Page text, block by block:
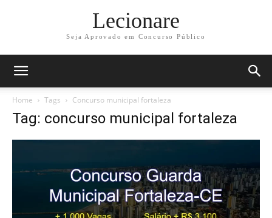
Lecionare
Seja Aprovado em Concurso Público
Home Tags Concurso municipal fortaleza
Tag: concurso municipal fortaleza